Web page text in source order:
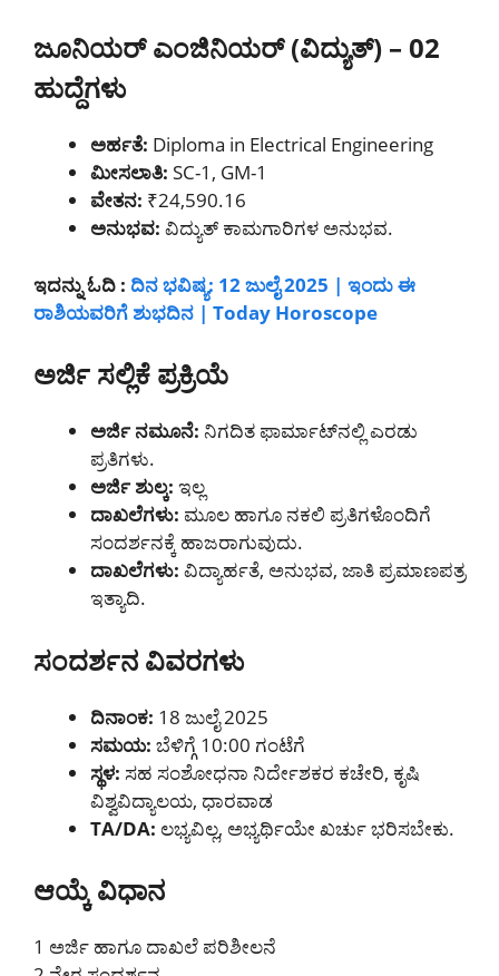
ಜೂನಿಯರ್ ಎಂಜಿನಿಯರ್ (ವಿದ್ಯುತ್) – 02
ಹುದ್ದೆಗಳು
ಅರ್ಹತೆ: Diploma in Electrical Engineering
ಮೀಸಲಾತಿ: SC-1, GM-1
ವೇತನ: ₹24,590.16
ಅನುಭವ: ವಿದ್ಯುತ್ ಕಾಮಗಾರಿಗಳ ಅನುಭವ.
ಇದನ್ನು ಓದಿ : ದಿನ ಭವಿಷ್ಯ: 12 ಜುಲೈ 2025 | ಇಂದು ಈ
ರಾಶಿಯವರಿಗೆ ಶುಭದಿನ | Today Horoscope
ಅರ್ಜಿ ಸಲ್ಲಿಕೆ ಪ್ರಕ್ರಿಯೆ
ಅರ್ಜಿ ನಮೂನೆ: ನಿಗದಿತ ಫಾರ್ಮಾಟ್‌ನಲ್ಲಿ ಎರಡು
ಪ್ರತಿಗಳು.
ಅರ್ಜಿ ಶುಲ್ಕ: ಇಲ್ಲ
ದಾಖಲೆಗಳು: ಮೂಲ ಹಾಗೂ ನಕಲಿ ಪ್ರತಿಗಳೊಂದಿಗೆ
ಸಂದರ್ಶನಕ್ಕೆ ಹಾಜರಾಗುವುದು.
ದಾಖಲೆಗಳು: ವಿದ್ಯಾರ್ಹತೆ, ಅನುಭವ, ಜಾತಿ ಪ್ರಮಾಣಪತ್ರ
ಇತ್ಯಾದಿ.
ಸಂದರ್ಶನ ವಿವರಗಳು
ದಿನಾಂಕ: 18 ಜುಲೈ 2025
ಸಮಯ: ಬೆಳಿಗ್ಗೆ 10:00 ಗಂಟೆಗೆ
ಸ್ಥಳ: ಸಹ ಸಂಶೋಧನಾ ನಿರ್ದೇಶಕರ ಕಚೇರಿ, ಕೃಷಿ
ವಿಶ್ವವಿದ್ಯಾಲಯ, ಧಾರವಾಡ
TA/DA: ಲಭ್ಯವಿಲ್ಲ, ಅಭ್ಯರ್ಥಿಯೇ ಖರ್ಚು ಭರಿಸಬೇಕು.
ಆಯ್ಕೆ ವಿಧಾನ
1️ ಅರ್ಜಿ ಹಾಗೂ ದಾಖಲೆ ಪರಿಶೀಲನೆ